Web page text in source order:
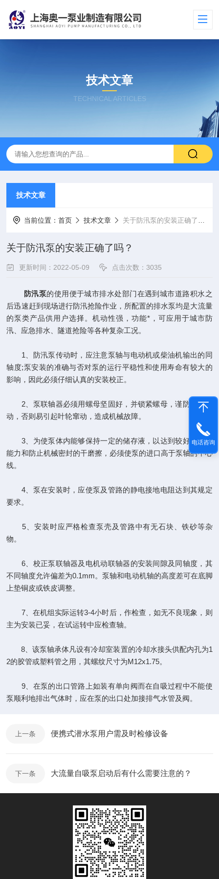
技术文章
TECHNICAL ARTICLES
技术文章
当前位置：首页 技术文章 关于防汛泵的安装正确了吗？
关于防汛泵的安装正确了吗？
更新时间：2022-05-09 点击次数：3035
防汛泵的使用便于城市排水处部门在遇到城市道路积水之
后迅速赶到现场进行防汛抢险作业，所配置的排水泵均是大流量
的泵类产品供用户选择。机动性强，功能*，可应用于城市防
汛、应急排水、隧道抢险等各种复杂工况。
1、防汛泵传动时，应注意泵轴与电动机或柴油机输出的同
轴度;泵安装的准确与否对泵的运行平稳性和使用寿命有较大的
影响，因此必须仔细认真的安装校正。
2、泵联轴器必须用螺母坚固好，并锁紧螺母，谨防螺母松
动，否则易引起叶轮窜动，造成机械故障。
3、为使泵体内能够保持一定的储存液，以达到较好的自吸
能力和防止机械密封的干磨擦，必须使泵的进口高于泵轴的中心
线。
4、泵在安装时，应使泵及管路的静电接地电阻达到其规定
要求。
5、安装时应严格检查泵壳及管路中有无石块、铁砂等杂
物。
6、校正泵联轴器及电机动联轴器的安装间隙及同轴度，其
不同轴度允许偏差为0.1mm。泵轴和电动机轴的高度差可在底脚
上垫铜皮或铁皮调整。
7、在机组实际运转3-4小时后，作检查，如无不良现象，则
主为安装已妥，在试运转中应检查轴。
8、该泵轴承体凡设有冷却室装置的冷却水接头供配内孔为1
2的胶管或塑料管之用，其螺纹尺寸为M12x1.75。
9、在泵的出口管路上如装有单向阀而在自吸过程中不能使
泵顺利地排出气体时，应在泵的出口处加接排气水管及阀。
上一条 便携式潜水泵用户需及时检修设备
下一条 大流量自吸泵启动后有什么需要注意的？
电话咨询